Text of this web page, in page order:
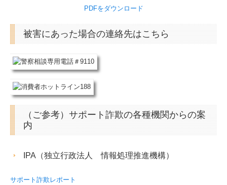
PDFをダウンロード
被害にあった場合の連絡先はこちら
（ご参考）サポート詐欺の各種機関からの案
内
IPA（独立行政法人 情報処理推進機構）
サポート詐欺レポート